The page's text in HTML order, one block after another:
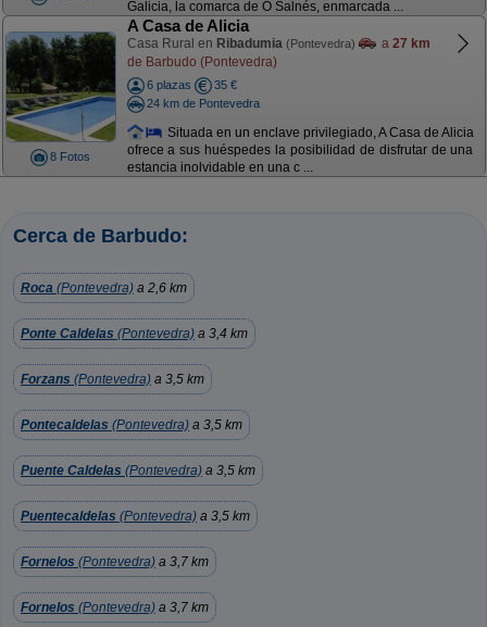
Galicia, la comarca de O Salnés, enmarcada ...
8 Fotos
A Casa de Alicia
Casa Rural en Ribadumia (Pontevedra) a 27 km
de Barbudo (Pontevedra)
6 plazas
35 €
24 km de Pontevedra
Situada en un enclave privilegiado, A Casa de Alicia
ofrece a sus huéspedes la posibilidad de disfrutar de una
estancia inolvidable en una c ...
Cerca de Barbudo:
Roca (Pontevedra) a 2,6 km
Ponte Caldelas (Pontevedra) a 3,4 km
Forzans (Pontevedra) a 3,5 km
Pontecaldelas (Pontevedra) a 3,5 km
Puente Caldelas (Pontevedra) a 3,5 km
Puentecaldelas (Pontevedra) a 3,5 km
Fornelos (Pontevedra) a 3,7 km
Fornelos (Pontevedra) a 3,7 km